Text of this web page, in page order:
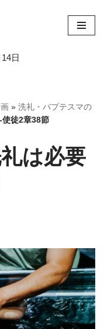
日
» 洗礼・バプテスマの
使徒2章38節
は必要